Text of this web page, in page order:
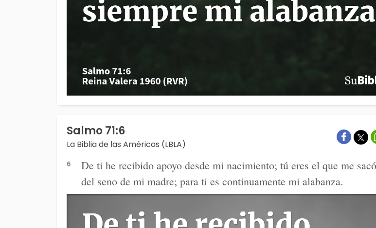
Salmo 71:6
La Biblia de las Américas (LBLA)
6
De ti he recibido apoyo desde mi nacimiento; tú eres el que me sacó
del seno de mi madre; para ti es continuamente mi alabanza.